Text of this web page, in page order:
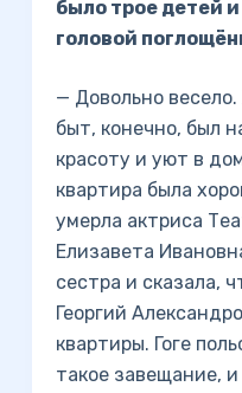
было трое детей
головой
— Довольно
быт, конечно, был
красоту и уют в
квартира была
умерла актриса
Елизавета
сестра и сказала,
Георгий
квартиры. Гоге
такое завещание,